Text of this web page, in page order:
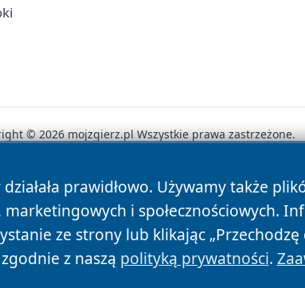
prawidłowo. Używamy także
i społecznościowych.
ze strony lub klikając
z naszą polityką prywatności.
© 2026 mojzgierz.pl Wszystkie prawa zastrzeżone.
Autorzy Polityka Prywatności Polityka